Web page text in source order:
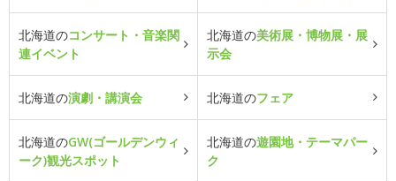
北海道のコンサート・音楽関
連イベント
北海道の美術展・博物展・展
示会
北海道の演劇・講演会 北海道のフェア
北海道のGW(ゴールデンウィ
ーク)観光スポット
北海道の遊園地・テーマパー
ク